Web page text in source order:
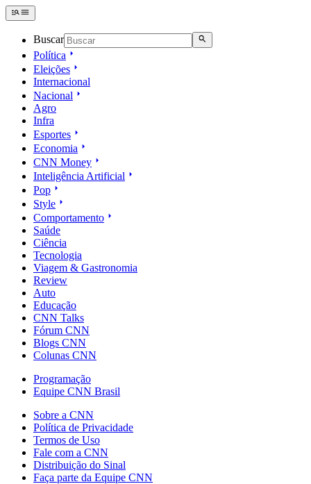
Buscar
Política
Eleições
Internacional
Nacional
Agro
Infra
Esportes
Economia
CNN Money
Inteligência Artificial
Pop
Style
Comportamento
Saúde
Ciência
Tecnologia
Viagem & Gastronomia
Review
Auto
Educação
CNN Talks
Fórum CNN
Blogs CNN
Colunas CNN
Programação
Equipe CNN Brasil
Sobre a CNN
Política de Privacidade
Termos de Uso
Fale com a CNN
Distribuição do Sinal
Faça parte da Equipe CNN